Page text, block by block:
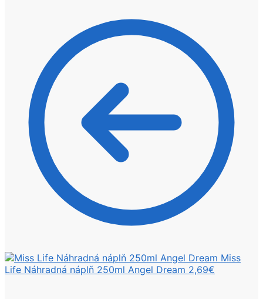
Miss
Life Náhradná náplň 250ml Angel Dream 2,69€